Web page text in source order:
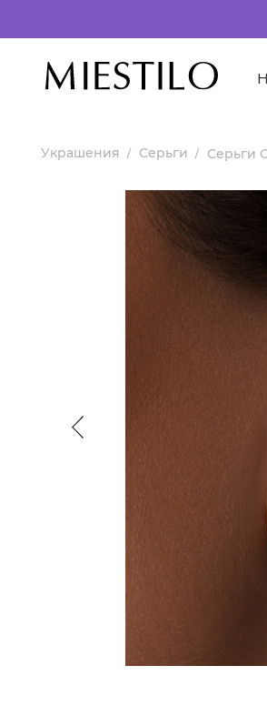
Украшения Серьги Серьги